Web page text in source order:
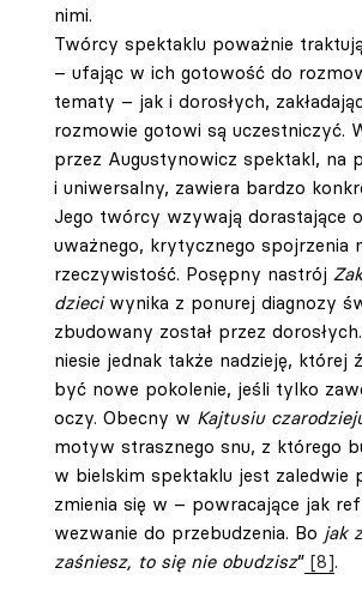
nimi.
Twórcy spektaklu poważnie
– ufając w ich gotowość do
tematy – jak i dorosłych,
rozmowie gotowi są uczestniczyć.
przez Augustynowicz spektakl, na
i uniwersalny, zawiera bardzo
Jego twórcy wzywają dorastające
uważnego, krytycznego spojrzenia
rzeczywistość. Posępny nastrój
dzieciwynika z ponurej diagnozy
zbudowany został przez
niesie jednak także nadzieję, której
być nowe pokolenie, jeśli tylko
oczy. Obecny w Kajtusiu
motyw strasznego snu, z którego
w bielskim spektaklu jest zaledwie
zmienia się w – powracające jak
wezwanie do przebudzenia. Bo jak
zaśniesz, to się nie obudzisz” [8].